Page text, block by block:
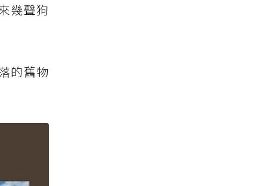
幾聲狗
的舊物